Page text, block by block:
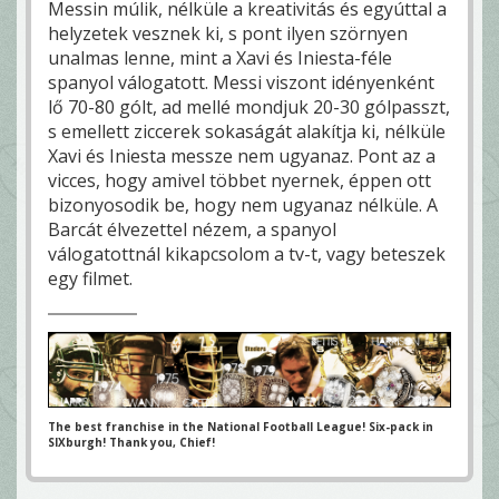
Messin múlik, nélküle a kreativitás és egyúttal a
helyzetek vesznek ki, s pont ilyen szörnyen
unalmas lenne, mint a Xavi és Iniesta-féle
spanyol válogatott. Messi viszont idényenként
lő 70-80 gólt, ad mellé mondjuk 20-30 gólpasszt,
s emellett ziccerek sokaságát alakítja ki, nélküle
Xavi és Iniesta messze nem ugyanaz. Pont az a
vicces, hogy amivel többet nyernek, éppen ott
bizonyosodik be, hogy nem ugyanaz nélküle. A
Barcát élvezettel nézem, a spanyol
válogatottnál kikapcsolom a tv-t, vagy beteszek
egy filmet.
The best franchise in the National Football League! Six-pack in
SIXburgh! Thank you, Chief!